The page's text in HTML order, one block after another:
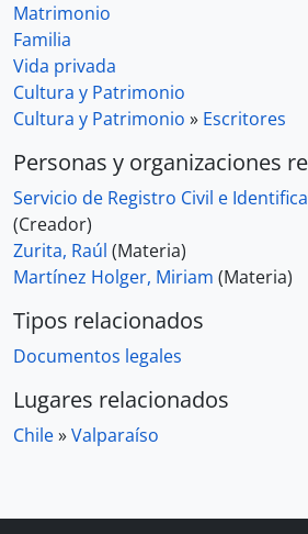
Matrimonio
Familia
Vida privada
Cultura y Patrimonio
Cultura y Patrimonio » Escritores
Personas y organizaciones
Servicio de Registro Civil e
(Creador)
Zurita, Raúl (Materia)
Martínez Holger, Miriam (Materia)
Tipos relacionados
Documentos legales
Lugares relacionados
Chile»Valparaíso